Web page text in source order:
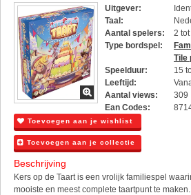
Uitgever:
Taal:
Aantal spelers:
2
Type bordspel:
Tile
Speelduur:
15
Leeftijd:
Aantal views:
309
Ean Codes:
Toevoegen aan je wishlist
Toevoegen aan je collectie
Beschrijving
Kers op de Taart is een vrolijk familiespel
mooiste en meest complete taartpunt te